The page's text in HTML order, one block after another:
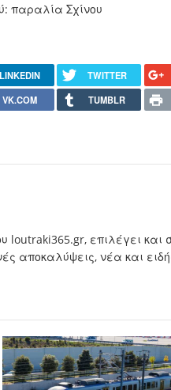
παραλία Σχίνου
LINKEDIN TWITTER
VK.COM TUMBLR
loutraki365.gr, επιλέγει
αποκαλύψεις, νέα και